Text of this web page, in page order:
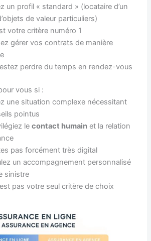
un profil « standard » (locataire d’un
de valeur particuliers)
votre critère numéro 1
gérer vos contrats de manière
perdre du temps en rendez-vous
vous si :
une situation complexe nécessitant
pointus
lecontact humain et la relation
pas forcément très digital
un accompagnement personnalisé
sinistre
pas votre seul critère de choix